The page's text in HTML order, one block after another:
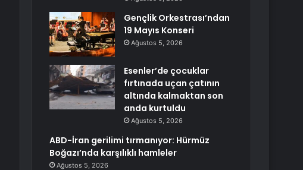
Gençlik Orkestrası’ndan
19 Mayıs Konseri
Ağustos 5, 2026
Esenler’de çocuklar
fırtınada uçan çatının
altında kalmaktan son
anda kurtuldu
Ağustos 5, 2026
ABD-İran gerilimi tırmanıyor: Hürmüz
Boğazı’nda karşılıklı hamleler
Ağustos 5, 2026